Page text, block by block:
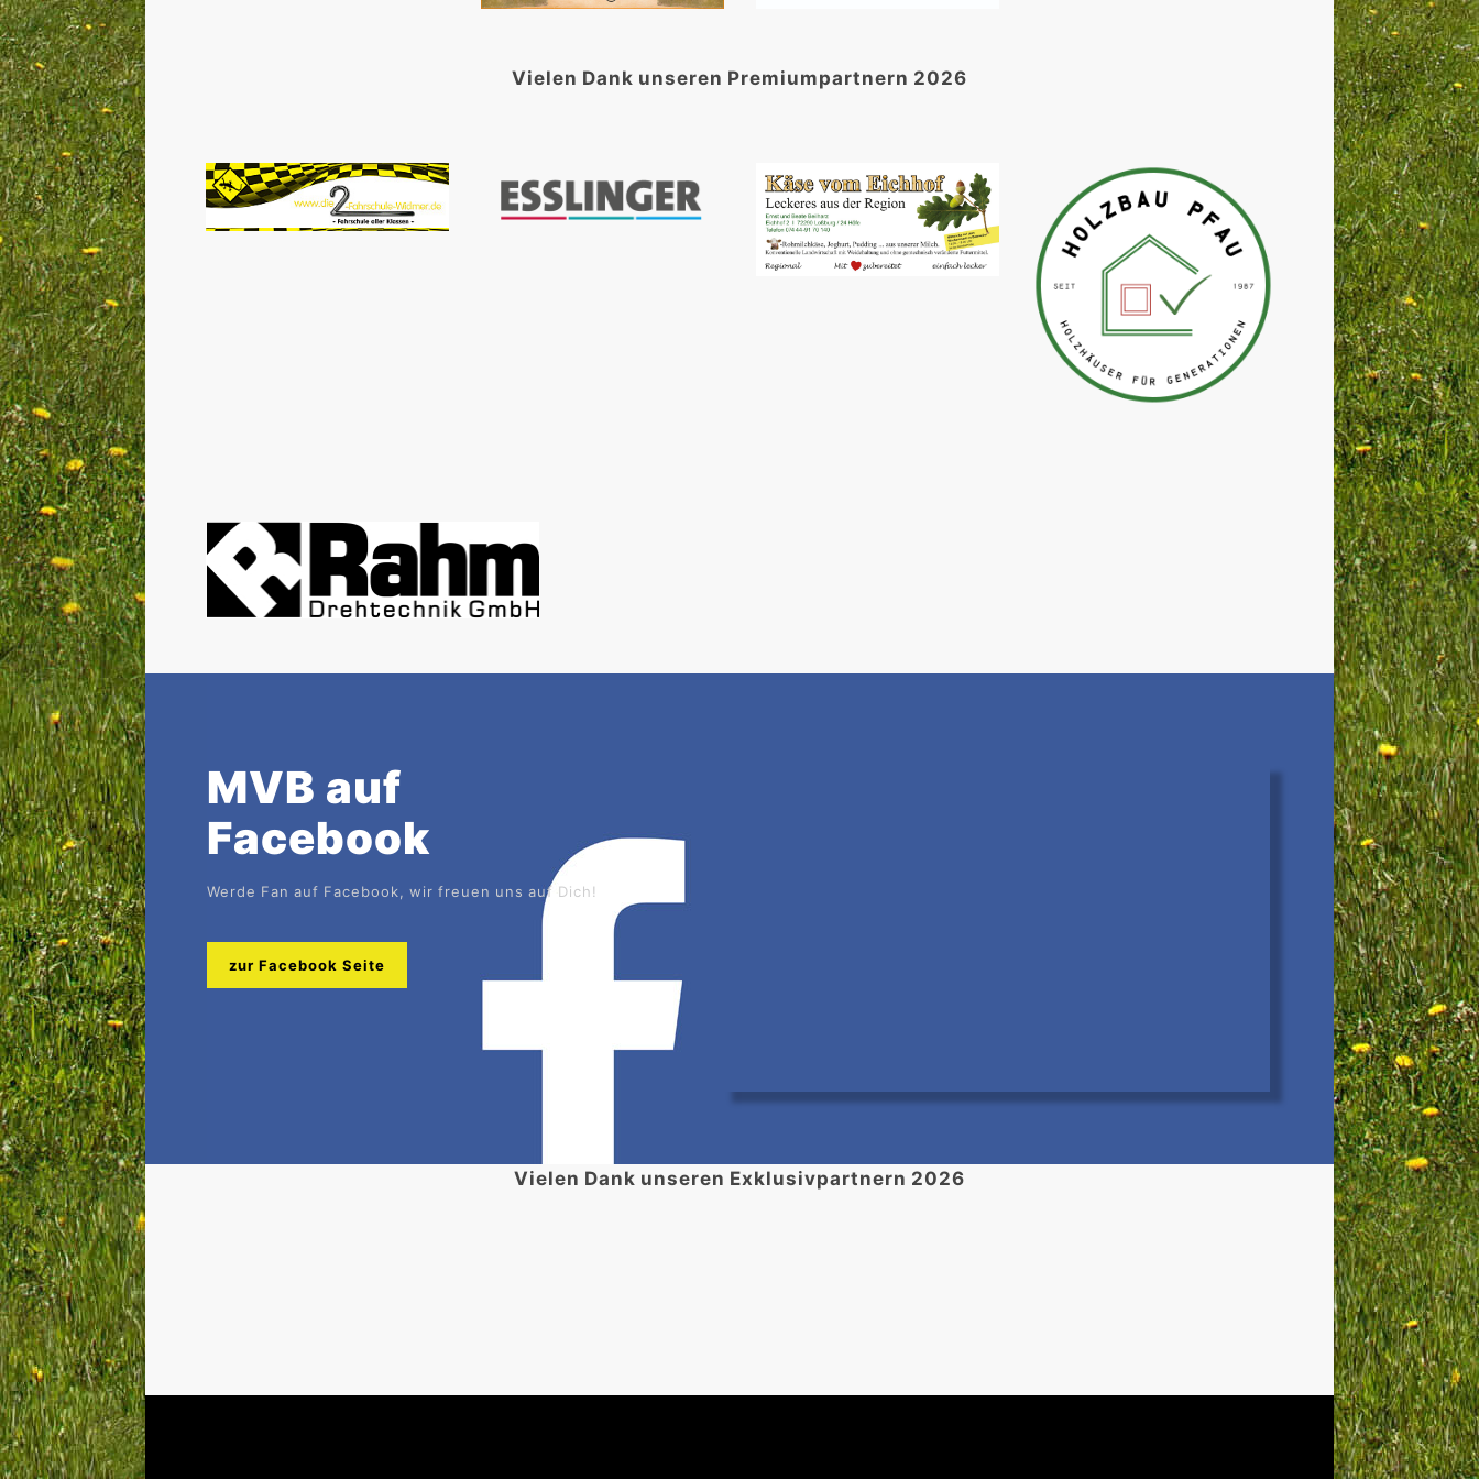
Vielen Dank unseren Premiumpartnern 2026
MVB auf
Facebook
Werde Fan auf Facebook, wir freuen uns auf Dich!
zur Facebook Seite
Vielen Dank unseren Exklusivpartnern 2026